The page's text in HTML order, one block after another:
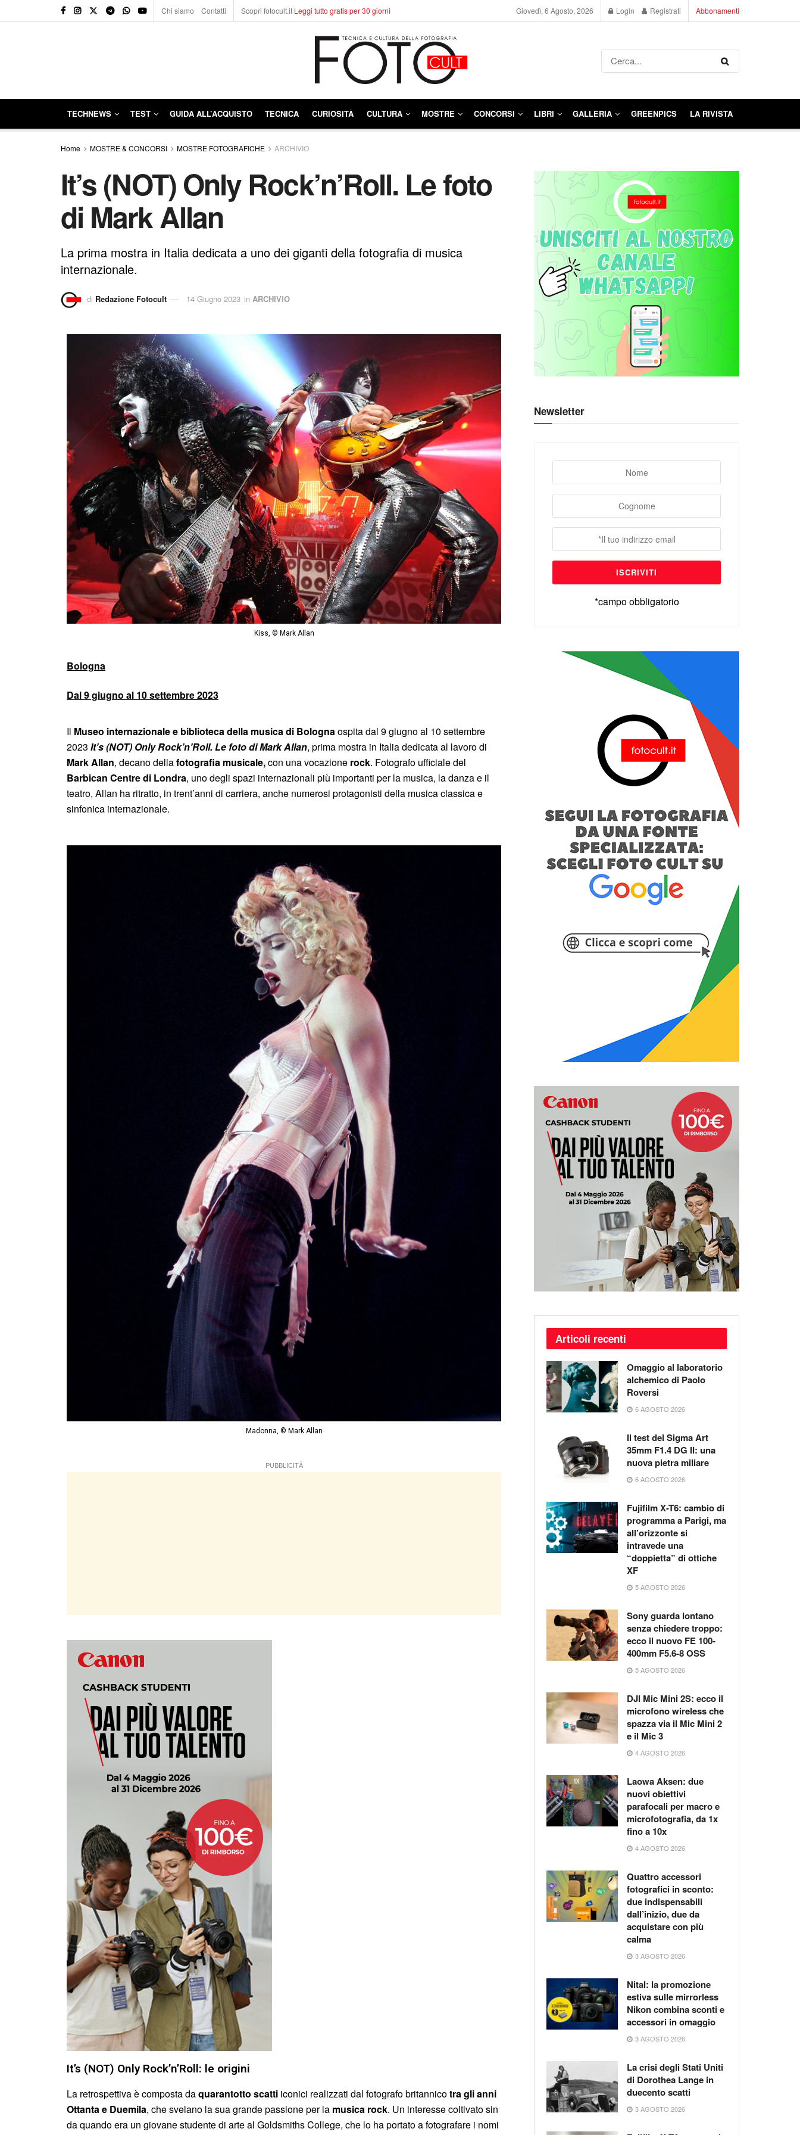
Chi siamo Contatti Scopri fotocult.it Leggi tutto gratis per 30 giorni Giovedì, 6 Agosto, 2026 Login Registrati Abbonamenti
TECHNEWS TEST GUIDA ALL’ACQUISTO TECNICA CURIOSITÀ CULTURA MOSTRE CONCORSI LIBRI GALLERIA GREENPICS LA RIVISTA
Home MOSTRE & CONCORSI MOSTRE FOTOGRAFICHE ARCHIVIO
It’s (NOT) Only Rock’n’Roll. Le foto
di Mark Allan
La prima mostra in Italia dedicata a uno dei giganti della fotografia di musica
internazionale.
di Redazione Fotocult 14 Giugno 2023 in ARCHIVIO
Kiss, © Mark Allan
Bologna
Dal9 giugno al 10 settembre 2023
Il Museo internazionale e biblioteca della musica di Bolognaospita dal 9 giugno al 10 settembre
2023 It’s (NOT) Only Rock’n’Roll. Le foto di Mark Allan, prima mostra in Italia dedicata al lavoro di
Mark Allan, decano dellafotografia musicale,con una vocazione rock. Fotografo ufficiale del
Barbican Centre di Londra, uno degli spazi internazionali più importanti per la musica, la danza e il
teatro, Allan ha ritratto, in trent’anni di carriera, anche numerosi protagonisti della musica classica e
sinfonica internazionale.
Madonna, © Mark Allan
PUBBLICITÀ
It’s (NOT) Only Rock’n’Roll: le origini
La retrospettiva è composta daquarantotto scatti iconici realizzati dal fotografo britannicotra gli anni
Ottanta e Duemila, che svelano la sua grande passione per la musica rock. Un interesse coltivato sin
da quando era un giovane studente di arte al Goldsmiths College, che lo ha portato a fotografare i nomi
Newsletter
*campo obbligatorio
Articoli recenti
Omaggio al laboratorio
alchemico di Paolo
Roversi
6 AGOSTO 2026
Il test del Sigma Art
35mm F1.4 DG II: una
nuova pietra miliare
6 AGOSTO 2026
Fujifilm X-T6: cambio di
programma a Parigi, ma
all’orizzonte si
intravede una
“doppietta” di ottiche
XF
5 AGOSTO 2026
Sony guarda lontano
senza chiedere troppo:
ecco il nuovo FE 100-
400mm F5.6-8 OSS
5 AGOSTO 2026
DJI Mic Mini 2S: ecco il
microfono wireless che
spazza via il Mic Mini 2
e il Mic 3
4 AGOSTO 2026
Laowa Aksen: due
nuovi obiettivi
parafocali per macro e
microfotografia, da 1x
fino a 10x
4 AGOSTO 2026
Quattro accessori
fotografici in sconto:
due indispensabili
dall’inizio, due da
acquistare con più
calma
3 AGOSTO 2026
Nital: la promozione
estiva sulle mirrorless
Nikon combina sconti e
accessori in omaggio
3 AGOSTO 2026
La crisi degli Stati Uniti
di Dorothea Lange in
duecento scatti
3 AGOSTO 2026